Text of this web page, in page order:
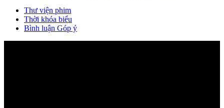
Thư viện phim
Thời khóa biểu
Bình luận Góp ý